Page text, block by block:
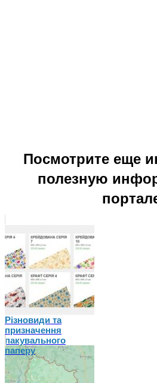
Посмотрите еще
полезную
Різновиди та
призначення
пакувального
паперу